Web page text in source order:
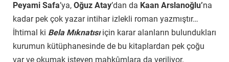
Peyami Safa’ya, Oğuz Atay’dan da Kaan Arslanoğlu’na
kadar pek çok yazar intihar izlekli roman yazmıştır…
İhtimal ki Bela Mıknatısıiçin karar alanların bulundukları
kurumun kütüphanesinde de bu kitaplardan pek çoğu
var ve okumak isteyen mahkûmlara da veriliyor.